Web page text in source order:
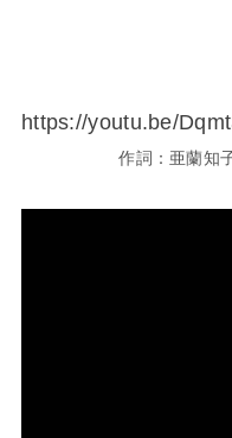
https://youtu.be/
作詞：亜蘭知